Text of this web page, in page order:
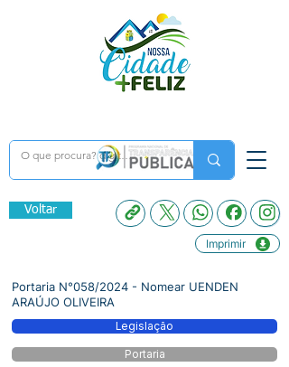
Voltar
Imprimir
Portaria N°058/2024 - Nomear UENDEN
ARAÚJO OLIVEIRA
Legislação
Portaria